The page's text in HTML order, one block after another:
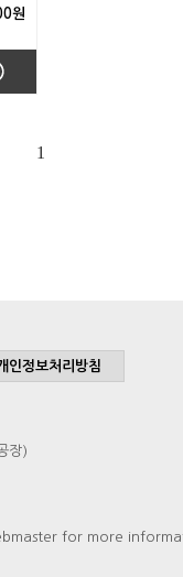
원
1
인정보처리방침
장)
for more